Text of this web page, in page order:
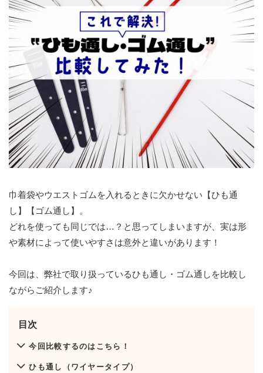
巾着袋やウエストゴムを入れるときに欠かせない【ひも通
し】【ゴム通し】。
どれを使っても同じでは…？と思ってしまいますが、実は形
や素材によって使いやすさは意外と違いがあります！
今回は、弊社で取り扱っているひも通し・ゴム通しを比較し
ながらご紹介します♪
目次
今回比較するのはこちら！
ひも通し（ワイヤータイプ）